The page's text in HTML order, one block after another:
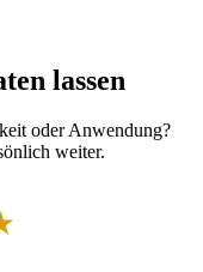
lassen
oder Anwendung?
weiter.